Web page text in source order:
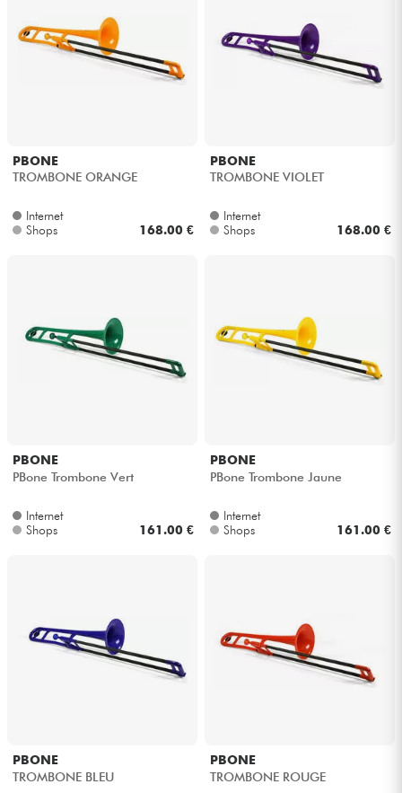
PBONE
TROMBONE ORANGE
Internet
Shops
168.00 €
PBONE
TROMBONE VIOLET
Internet
Shops
168.00 €
PBONE
PBone Trombone Vert
Internet
Shops
161.00 €
PBONE
PBone Trombone Jaune
Internet
Shops
161.00 €
PBONE
TROMBONE BLEU
PBONE
TROMBONE ROUGE